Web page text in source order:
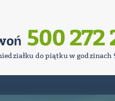
500 272
do piątku w godzinach